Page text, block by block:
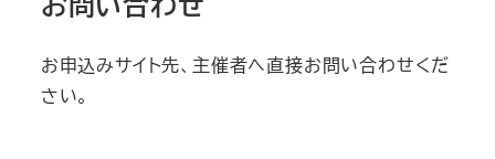
お申込みサイト先、主催者へ直接お問い合わせくだ
さい。